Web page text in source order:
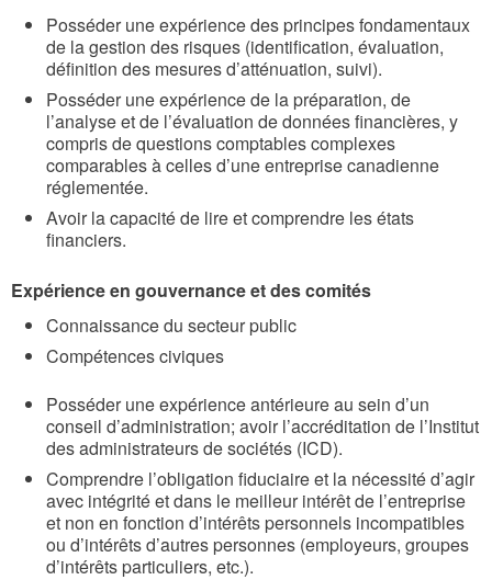
Posséder une expérience des principes fondamentaux
de la gestion des risques (identification, évaluation,
définition des mesures d’atténuation, suivi).
Posséder une expérience de la préparation, de
l’analyse et de l’évaluation de données financières, y
compris de questions comptables complexes
comparables à celles d’une entreprise canadienne
réglementée.
Avoir la capacité de lire et comprendre les états
financiers.
Expérience en gouvernance et des comités
Connaissance du secteur public
Compétences civiques
Posséder une expérience antérieure au sein d’un
conseil d’administration; avoir l’accréditation de l’Institut
des administrateurs de sociétés (ICD).
Comprendre l’obligation fiduciaire et la nécessité d’agir
avec intégrité et dans le meilleur intérêt de l’entreprise
et non en fonction d’intérêts personnels incompatibles
ou d’intérêts d’autres personnes (employeurs, groupes
d’intérêts particuliers, etc.).